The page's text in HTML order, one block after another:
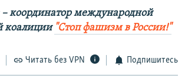
координатор международной
коалиции "Стоп фашизм в России!"
Читать без VPN Подпишитесь